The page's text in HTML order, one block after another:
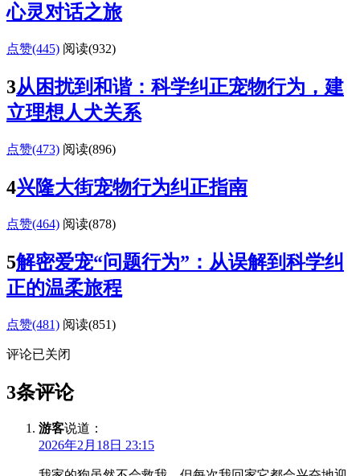
心灵对话之旅
点赞(445) 阅读(932)
3从困扰到和谐：科学纠正宠物行为，建
立理想人犬关系
点赞(473) 阅读(896)
4兴隆大街宠物行为纠正指南
点赞(464) 阅读(878)
5解密爱宠“问题行为”：从误解到科学纠
正的温柔旅程
点赞(481) 阅读(851)
评论已关闭
3条评论
游客说道：
2026年2月18日 23:15